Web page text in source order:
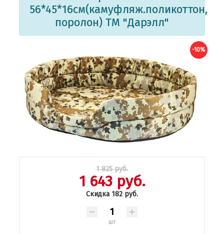
56*45*16см(камуфляж.поликоттон,
поролон) ТМ "Дарэлл"
-10%
1 825 руб.
1 643 руб.
Скидка 182 руб.
шт